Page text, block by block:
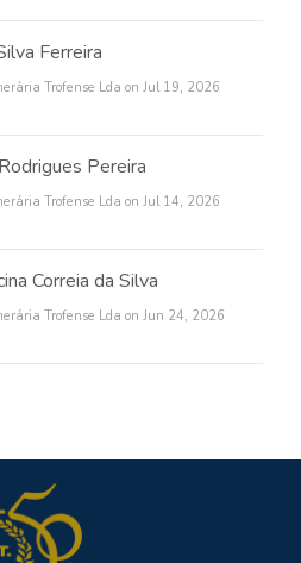
Ferreira
Trofense Lda on Jul 19, 2026
Pereira
Trofense Lda on Jul 14, 2026
Correia da Silva
Trofense Lda on Jun 24, 2026